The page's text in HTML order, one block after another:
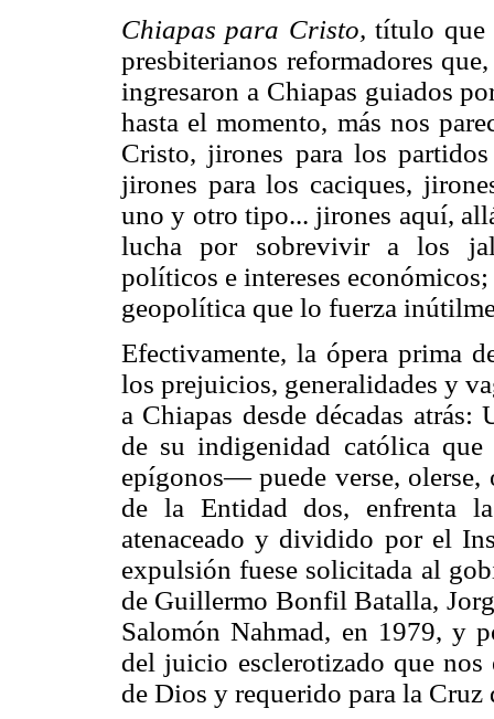
Chiapas para Cristo,título que
presbiterianos reformadores
ingresaron a Chiapas guiados
hasta el momento, más nos
Cristo, jirones para los
jirones para los caciques,
uno y otro tipo... jirones aquí,
lucha por sobrevivir a los
políticos e intereses
geopolítica que lo fuerza
Efectivamente, la ópera prima
los prejuicios, generalidades y
a Chiapas desde décadas
de su indigenidad católica
epígonos— puede verse, olerse,
de la Entidad dos, enfrenta
atenaceado y dividido por el
expulsión fuese solicitada al
de Guillermo Bonfil Batalla,
Salomón Nahmad, en 1979, y
del juicio esclerotizado que
de Dios y requerido para la Cruz